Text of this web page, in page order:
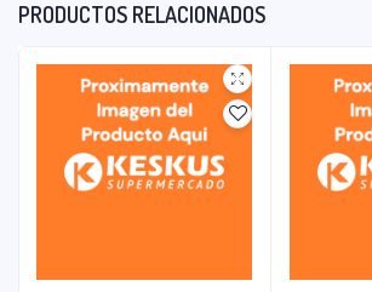
PRODUCTOS RELACIONADOS